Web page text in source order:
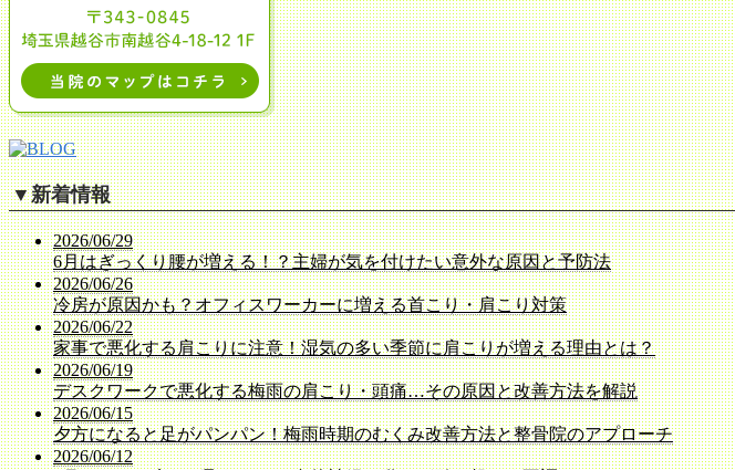
▼新着情報
2026/06/29
6月はぎっくり腰が増える！？主婦が気を付けたい意外な原因と予防法
2026/06/26
冷房が原因かも？オフィスワーカーに増える首こり・肩こり対策
2026/06/22
家事で悪化する肩こりに注意！湿気の多い季節に肩こりが増える理由とは？
2026/06/19
デスクワークで悪化する梅雨の肩こり・頭痛…その原因と改善方法を解説
2026/06/15
夕方になると足がパンパン！梅雨時期のむくみ改善方法と整骨院のアプローチ
2026/06/12